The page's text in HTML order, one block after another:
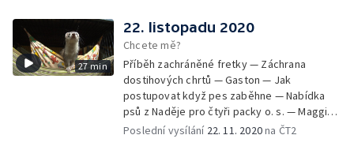
27 min
22. listopadu 2020
Chcete mě?
Příběh zachráněné fretky — Záchrana
dostihových chrtů — Gaston — Jak
postupovat když pes zaběhne — Nabídka
psů z Naděje pro čtyři packy o. s. — Maggie -
aktivní stáří v kočárku
Poslední vysílání 22. 11. 2020na ČT2